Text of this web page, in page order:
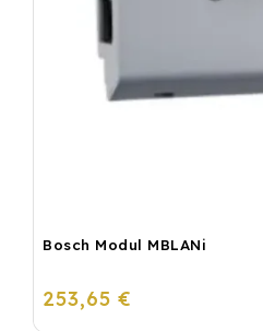
Bosch Modul MBLANi
253,65 €